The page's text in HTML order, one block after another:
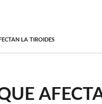
LA TIROIDES